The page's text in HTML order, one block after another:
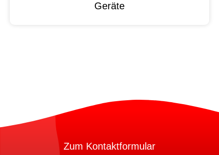
Geräte
Zum Kontaktformular